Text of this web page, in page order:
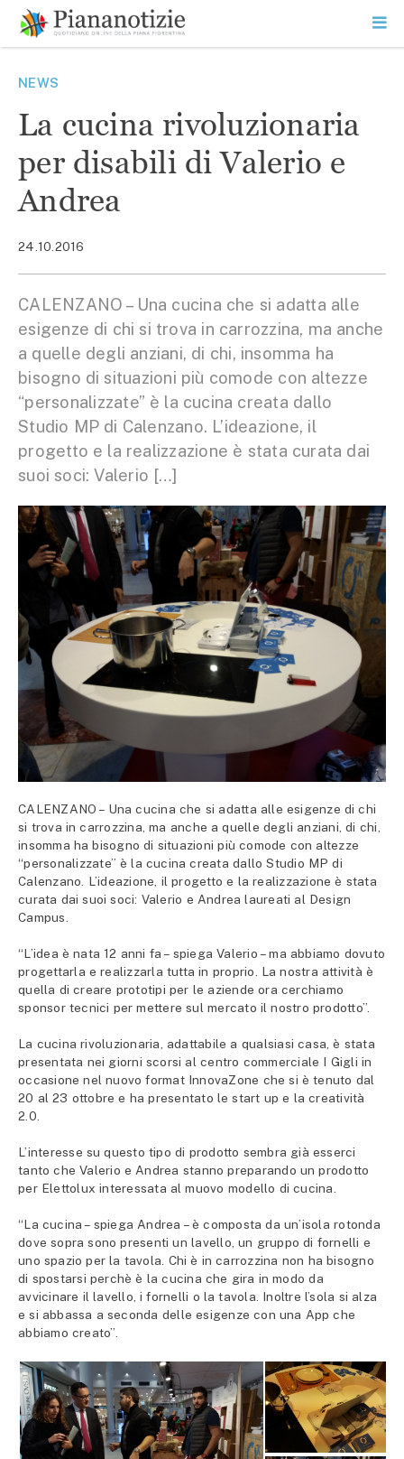
contenuto
SEARCH
NEWS
La cucina rivoluzionaria
per disabili di Valerio e
Andrea
24.10.2016
CALENZANO – Una cucina che si adatta alle
esigenze di chi si trova in carrozzina, ma anche
a quelle degli anziani, di chi, insomma ha
bisogno di situazioni più comode con altezze
“personalizzate” è la cucina creata dallo
Studio MP di Calenzano. L’ideazione, il
progetto e la realizzazione è stata curata dai
suoi soci: Valerio […]
CALENZANO – Una cucina che si adatta alle esigenze di chi
si trova in carrozzina, ma anche a quelle degli anziani, di chi,
insomma ha bisogno di situazioni più comode con altezze
“personalizzate” è la cucina creata dallo Studio MP di
Calenzano. L’ideazione, il progetto e la realizzazione è stata
curata dai suoi soci: Valerio e Andrea laureati al Design
Campus.
“L’idea è nata 12 anni fa – spiega Valerio – ma abbiamo dovuto
progettarla e realizzarla tutta in proprio. La nostra attività è
quella di creare prototipi per le aziende ora cerchiamo
sponsor tecnici per mettere sul mercato il nostro prodotto”.
La cucina rivoluzionaria, adattabile a qualsiasi casa, è stata
presentata nei giorni scorsi al centro commerciale I Gigli in
occasione nel nuovo format InnovaZone che si è tenuto dal
20 al 23 ottobre e ha presentato le start up e la creatività
2.0.
L’interesse su questo tipo di prodotto sembra già esserci
tanto che Valerio e Andrea stanno preparando un prodotto
per Elettolux interessata al muovo modello di cucina.
“La cucina – spiega Andrea – è composta da un’isola rotonda
dove sopra sono presenti un lavello, un gruppo di fornelli e
uno spazio per la tavola. Chi è in carrozzina non ha bisogno
di spostarsi perchè è la cucina che gira in modo da
avvicinare il lavello, i fornelli o la tavola. Inoltre l’sola si alza
e si abbassa a seconda delle esigenze con una App che
abbiamo creato”.